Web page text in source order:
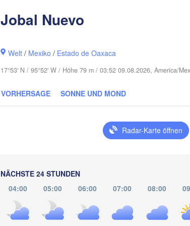
Anmelden
Jobal Nuevo
Welt / Mexiko / Estado de Oaxaca
17°53' N / 95°52' W / Höhe 79 m / 03:52 09.08.2026, America/
VORHERSAGE SONNE UND MOND
Radar-Karte öffnen
NÄCHSTE 24 STUNDEN
04:00
05:00 06:00 07:00 08:00
La Habana
Port
Pinar del Río
Cancún